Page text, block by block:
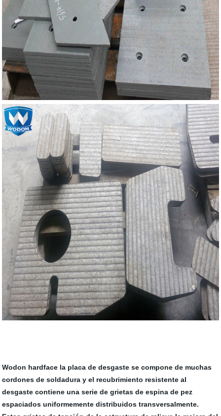
Wodon hardface la placa de desgaste se compone de muchas
cordones de soldadura y el recubrimiento resistente al
desgaste contiene una serie de grietas de espina de pez
espaciados uniformemente distribuidos transversalmente.